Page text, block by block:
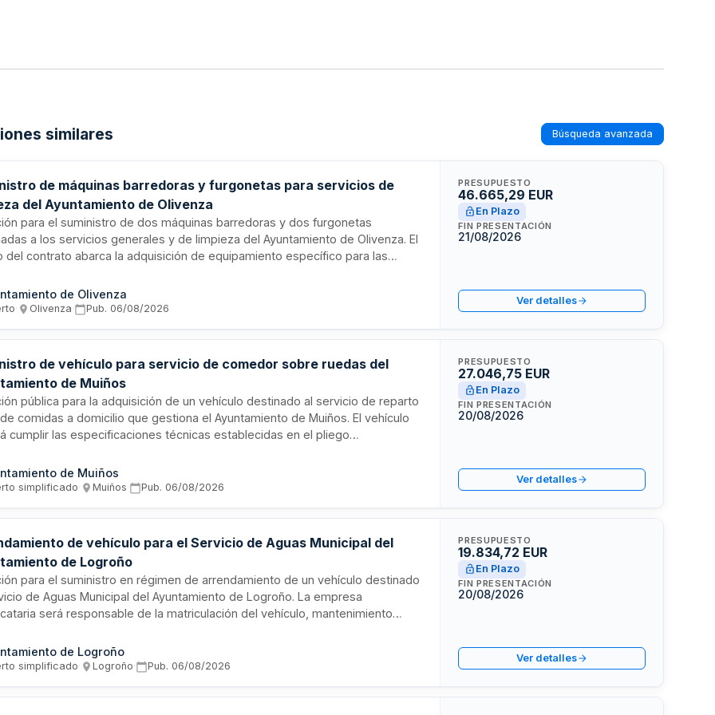
similares Búsqueda avanzada
de máquinas barredoras y furgonetas para servicios de
del Ayuntamiento de Olivenza
para el suministro de dos máquinas barredoras y dos furgonetas
a los servicios generales y de limpieza del Ayuntamiento de Olivenza. El
del contrato abarca la adquisición de equipamiento específico para las
capaces de suministrar vehículos y maquinaria especializada que
con los requisitos técnicos y de calidad establecidos por la administración
de Olivenza
· Olivenza· Pub. 06/08/2026
PRESUPUESTO
46.665,29 EUR
En Plazo
FIN PRESENTACIÓN
21/08/2026
Ver detalles
de vehículo para servicio de comedor sobre ruedas del
de Muiños
pública para la adquisición de un vehículo destinado al servicio de reparto
comidas a domicilio que gestiona el Ayuntamiento de Muiños. El vehículo
cumplir las especificaciones técnicas establecidas en el pliego
mediante subvención de la Dirección Xeral de Administración Local de
de Galicia y aportación municipal.
de Muiños
simplificado· Muiños· Pub. 06/08/2026
PRESUPUESTO
27.046,75 EUR
En Plazo
FIN PRESENTACIÓN
20/08/2026
Ver detalles
de vehículo para el Servicio de Aguas Municipal del
de Logroño
para el suministro en régimen de arrendamiento de un vehículo destinado
de Aguas Municipal del Ayuntamiento de Logroño. La empresa
será responsable de la matriculación del vehículo, mantenimiento
técnicas. El vehículo deberá ser de color blanco y gozará de las
fiscales aplicables a su destino municipal.
de Logroño
simplificado· Logroño· Pub. 06/08/2026
PRESUPUESTO
19.834,72 EUR
En Plazo
FIN PRESENTACIÓN
20/08/2026
Ver detalles